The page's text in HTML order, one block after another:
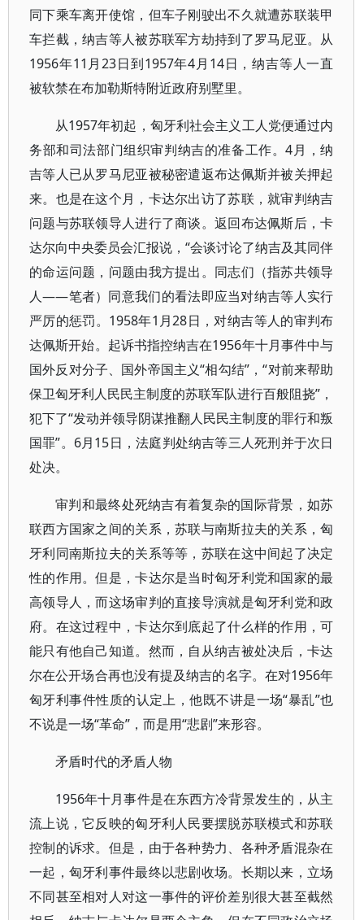
同下乘车离开使馆，但车子刚驶出不久就遭苏联装甲
车拦截，纳吉等人被苏联军方劫持到了罗马尼亚。从
1956年11月23日到1957年4月14日，纳吉等人一直
被软禁在布加勒斯特附近政府别墅里。
从1957年初起，匈牙利社会主义工人党便通过内
务部和司法部门组织审判纳吉的准备工作。4月，纳
吉等人已从罗马尼亚被秘密遣返布达佩斯并被关押起
来。也是在这个月，卡达尔出访了苏联，就审判纳吉
问题与苏联领导人进行了商谈。返回布达佩斯后，卡
达尔向中央委员会汇报说，“会谈讨论了纳吉及其同伴
的命运问题，问题由我方提出。同志们（指苏共领导
人——笔者）同意我们的看法即应当对纳吉等人实行
严厉的惩罚。1958年1月28日，对纳吉等人的审判布
达佩斯开始。起诉书指控纳吉在1956年十月事件中与
国外反对分子、国外帝国主义“相勾结”，“对前来帮助
保卫匈牙利人民民主制度的苏联军队进行百般阻挠”，
犯下了“发动并领导阴谋推翻人民民主制度的罪行和叛
国罪”。6月15日，法庭判处纳吉等三人死刑并于次日
处决。
审判和最终处死纳吉有着复杂的国际背景，如苏
联西方国家之间的关系，苏联与南斯拉夫的关系，匈
牙利同南斯拉夫的关系等等，苏联在这中间起了决定
性的作用。但是，卡达尔是当时匈牙利党和国家的最
高领导人，而这场审判的直接导演就是匈牙利党和政
府。在这过程中，卡达尔到底起了什么样的作用，可
能只有他自己知道。然而，自从纳吉被处决后，卡达
尔在公开场合再也没有提及纳吉的名字。在对1956年
匈牙利事件性质的认定上，他既不讲是一场“暴乱”也
不说是一场“革命”，而是用“悲剧”来形容。
矛盾时代的矛盾人物
1956年十月事件是在东西方冷背景发生的，从主
流上说，它反映的匈牙利人民要摆脱苏联模式和苏联
控制的诉求。但是，由于各种势力、各种矛盾混杂在
一起，匈牙利事件最终以悲剧收场。长期以来，立场
不同甚至相对人对这一事件的评价差别很大甚至截然